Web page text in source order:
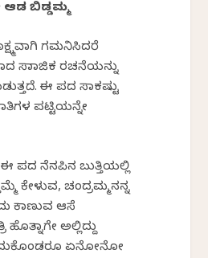
ಆಡ ಬಿಡ್ಡಮ್ಮ
ಗಮನಿಸಿದರೆ
ಸಾಮಾಜಿಕ ರಚನೆಯನ್ನು
ಈ ಪದ ಸಾಕಷ್ಟು
ಪಟ್ಟಿಯನ್ನೇ
ಈ ಪದ ನೆನಪಿನ ಬುತ್ತಿಯಲ್ಲಿ
ಕೇಳುವ, ಚಂದ್ರಮ್ಮನನ್ನ
ಕಾಣುವ ಆಸೆ‌
ಅಲ್ಲಿದ್ದು
ಏನೋನೋ